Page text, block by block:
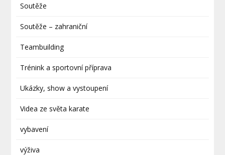
Soutěže
Soutěže – zahraniční
Teambuilding
Trénink a sportovní příprava
Ukázky, show a vystoupení
Videa ze světa karate
vybavení
výživa